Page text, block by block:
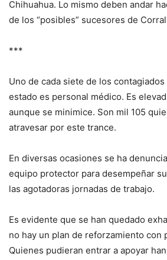
Chihuahua. Lo mismo deben andar
de los “posibles” sucesores de
***
Uno de cada siete de los
estado es personal médico. Es
aunque se minimice. Son mil 105
atravesar por este trance.
En diversas ocasiones se ha
equipo protector para desempeñar
las agotadoras jornadas de trabajo.
Es evidente que se han quedado
no hay un plan de reforzamiento con
Quienes pudieran entrar a apoyar